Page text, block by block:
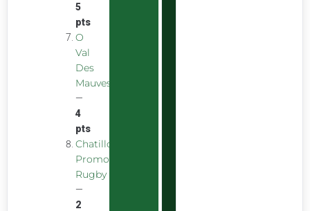
5
pts
O
Val
Des
Mauves
—
4
pts
Chatillon
Promotion
Rugby
—
2